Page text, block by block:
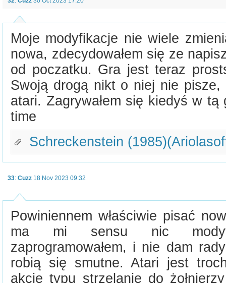
Moje modyfikacje nie wiele
nowa, zdecydowałem się ze
od poczatku. Gra jest teraz
Swoją drogą nikt o niej nie pisze,
atari. Zagrywałem się kiedyś w
time
Schreckenstein
33: Cuzz 18 Nov 2023 09:32
Powiniennem właściwie pisać
ma mi sensu nic
zaprogramowałem, i nie dam
robią się smutne. Atari jest
akcje typu strzelanie do